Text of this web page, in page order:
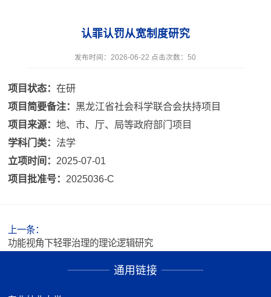
认罪认罚从宽制度研究
发布时间：2026-06-22 点击次数：50
项目状态：在研
项目简要备注： 黑龙江省社会科学联合会扶持项目
项目来源：地、市、厅、局等政府部门项目
学科门类： 法学
立项时间： 2025-07-01
项目批准号： 2025036-C
上一条：
功能视角下轻罪治理的理论逻辑研究
通用链接